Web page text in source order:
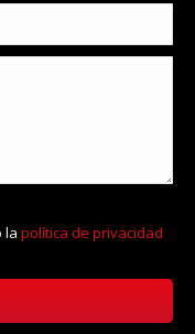
lapolítica de privacidad